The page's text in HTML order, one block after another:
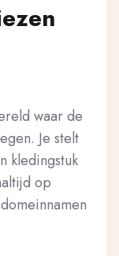
waar de
Je stelt
kledingstuk
op